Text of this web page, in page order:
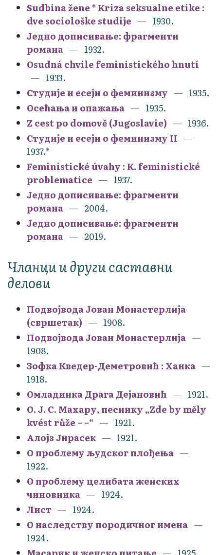
Sudbina žene * Kriza seksualne etike :
dve sociološke studije
1930.
Једно дописивање: фрагменти
романа
1932.
Osudná chvile feministického hnutí
1933.
Студије и есеји о феминизму
1935.
Осећања и опажања
1935.
Z cest po domově (Jugoslavie)
1936.
Студије и есеји о феминизму II
1937.*
Feministické úvahy : K. feministické
problematice
1937.
Једно дописивање: фрагменти
романа
2004.
Једно дописивање: фрагменти
романа
2019.
Чланци и други саставни
делови
Подвојвода Јован Монастерлија
(свршетак)
1908.
Подвојвода Јован Монастерлија
1908.
Зофка Кведер-Деметровић : Ханка
1918.
Омладинка Драга Дејановић
1921.
О. Ј. С. Махару, песнику „Zde by měly
kvést růže – –“
1921.
Алојз Јирасек
1921.
О проблему људског плођења
1922.
О проблему целибата женских
чиновника
1924.
Лист
1924.
О наследству породичног имена
1924.